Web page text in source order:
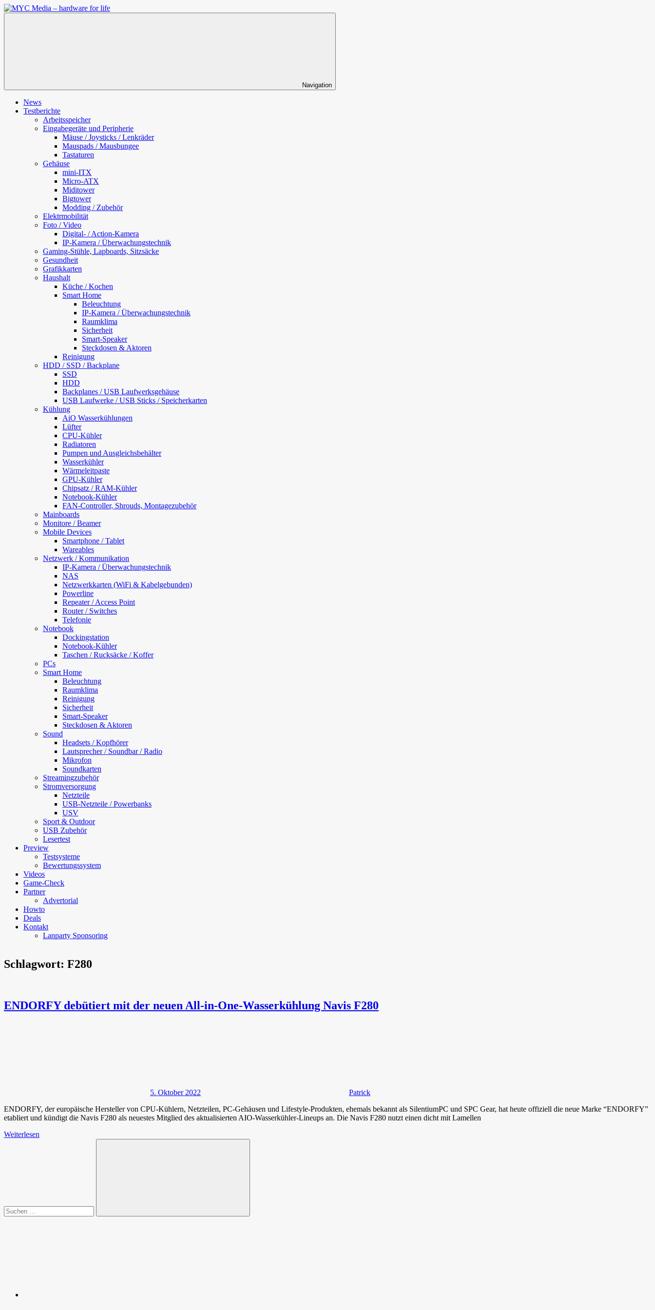
Zum
Inhalt
Navigation
News
Testberichte
Arbeitsspeicher
Eingabegeräte und Peripherie
Mäuse / Joysticks / Lenkräder
Mauspads / Mausbungee
Tastaturen
Gehäuse
mini-ITX
Micro-ATX
Miditower
Bigtower
Modding / Zubehör
Elektrmobilität
Foto / Video
Digital- / Action-Kamera
IP-Kamera / Überwachungstechnik
Gaming-Stühle, Lapboards, Sitzsäcke
Gesundheit
Grafikkarten
Haushalt
Küche / Kochen
Smart Home
Beleuchtung
IP-Kamera / Überwachungstechnik
Raumklima
Sicherheit
Smart-Speaker
Steckdosen & Aktoren
Reinigung
HDD / SSD / Backplane
SSD
HDD
Backplanes / USB Laufwerksgehäuse
USB Laufwerke / USB Sticks / Speicherkarten
Kühlung
AiO Wasserkühlungen
Lüfter
CPU-Kühler
Radiatoren
Pumpen und Ausgleichsbehälter
Wasserkühler
Wärmeleitpaste
GPU-Kühler
Chipsatz / RAM-Kühler
Notebook-Kühler
FAN-Controller, Shrouds, Montagezubehör
Mainboards
Monitore / Beamer
Mobile Devices
Smartphone / Tablet
Wareables
Netzwerk / Kommunikation
IP-Kamera / Überwachungstechnik
NAS
Netzwerkkarten (WiFi & Kabelgebunden)
Powerline
Repeater / Access Point
Router / Switches
Telefonie
Notebook
Dockingstation
Notebook-Kühler
Taschen / Rucksäcke / Koffer
PCs
Smart Home
Beleuchtung
Raumklima
Reinigung
Sicherheit
Smart-Speaker
Steckdosen & Aktoren
Sound
Headsets / Kopfhörer
Lautsprecher / Soundbar / Radio
Mikrofon
Soundkarten
Streamingzubehör
Stromversorgung
Netzteile
USB-Netzteile / Powerbanks
USV
Sport & Outdoor
USB Zubehör
Lesertest
Preview
Testsysteme
Bewertungssystem
Videos
Game-Check
Partner
Advertorial
Howto
Deals
Kontakt
Lanparty Sponsoring
Schlagwort: F280
ENDORFY debütiert mit der neuen All-in-One-Wasserkühlung Navis F280
5. Oktober 2022
Patrick
ENDORFY, der europäische Hersteller von CPU-Kühlern, Netzteilen, PC-Gehäusen und Lifestyle-Produkten, ehemals bekannt als SilentiumPC und SPC Gear, hat heute offiziell die neue Marke “ENDORFY”
etabliert und kündigt die Navis F280 als neuestes Mitglied des aktualisierten AIO-Wasserkühler-Lineups an. Die Navis F280 nutzt einen dicht mit Lamellen
Weiterlesen
Suchen